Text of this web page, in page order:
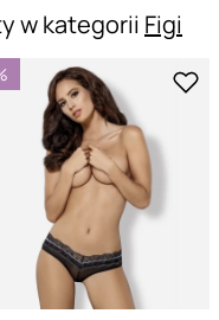
w kategorii Figi